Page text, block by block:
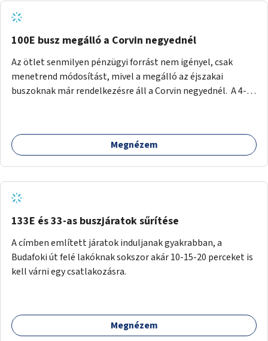
tud állni a megállóba. A környéken a tömegközlekedés
csúcsidőben már most is fullos, a Bosnyák téri beruházások
befejeztével hatványozódni fog az utazási igény.
100E busz megálló a Corvin negyednél
Az ötlet senmilyen pénzügyi forrást nem igényel, csak
menetrend módosítást, mivel a megálló az éjszakai
buszoknak már rendelkezésre áll a Corvin negyednél. A 4-es
ha a 100E reptéri busz a Corvin negyed metrómegállónál is
megállna - főleg éjjel, amikor a metró nem jár, és a 200E
nem hosszabbítaná meg sokkal, a 4-6 vonalán lakóknak
viszont a Kálvin tér-Corvin negyed utat megspórolva 10-15
perccel rövidítheti az utazási idejét.
Megnézem
133E és 33-as buszjáratok sűrítése
A címben említett járatok induljanak gyakrabban, a
Budafoki út felé lakóknak sokszor akár 10-15-20 perceket is
kell várni egy csatlakozásra.
Megnézem